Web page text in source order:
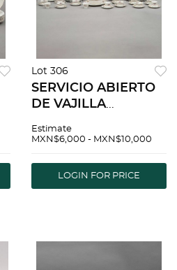
Lot 306
SERVICIO ABIERTO
DE VAJILLA
XX Elaborada en
Wedgewood
Decorada con
Estimate
MXN$6,000 - MXN$10,000
LOGIN FOR PRICE